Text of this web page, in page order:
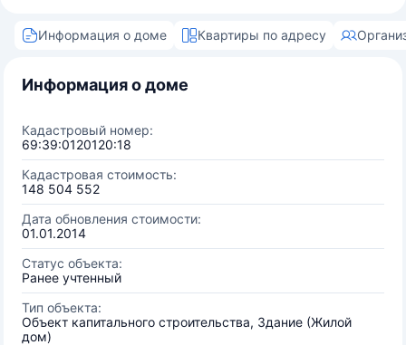
Информация о доме Квартиры по адресу
Информация о доме
Кадастровый номер:
69:39:0120120:18
Кадастровая стоимость:
148 504 552
Дата обновления стоимости:
01.01.2014
Статус объекта:
Ранее учтенный
Тип объекта:
Объект капитального строительства, Здание (Жилой
дом)